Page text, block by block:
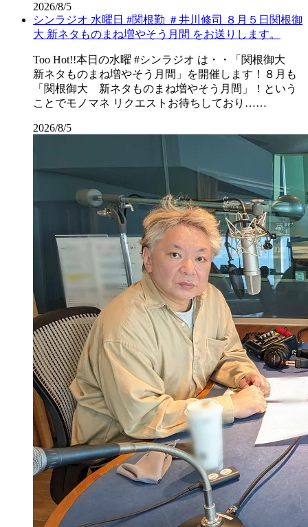
2026/8/5
シンラジオ 水曜日 #関根勤 ＃井川修司 ８月５日関根御
大 新ネタものまね増やそう月間 をお送りします。
Too Hot!!本日の水曜 #シンラジオ は・・「関根御大
新ネタものまね増やそう月間」を開催します！８月も
「関根御大 新ネタものまね増やそう月間」！という
ことでモノマネ リクエストお待ちしており……
2026/8/5